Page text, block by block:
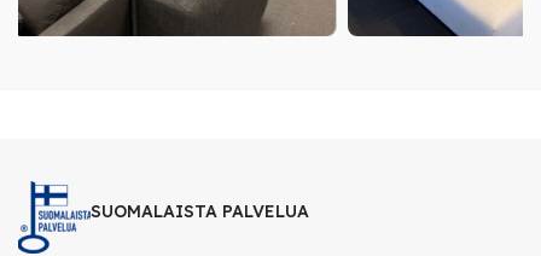
SUOMALAISTA PALVELUA